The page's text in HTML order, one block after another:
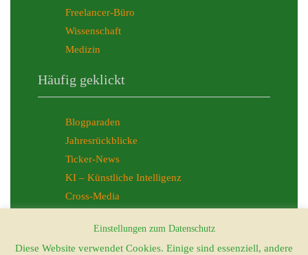
Freelancer-Büro
Wissenschaft
Medizin
Häufig geklickt
Blogparaden
Jahresrückblicke
Ticker-News
KI – Künstliche Intelligenz
Cross-Media
AllgemeinesEinstellungen zum Datenschutz
Diese Website verwendet Cookies. Einige sind essenziell, andere